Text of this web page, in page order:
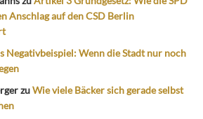
Anschlag auf den CSD Berlin
Negativbeispiel: Wenn die Stadt nur noch
zuWie viele Bäcker sich gerade selbst